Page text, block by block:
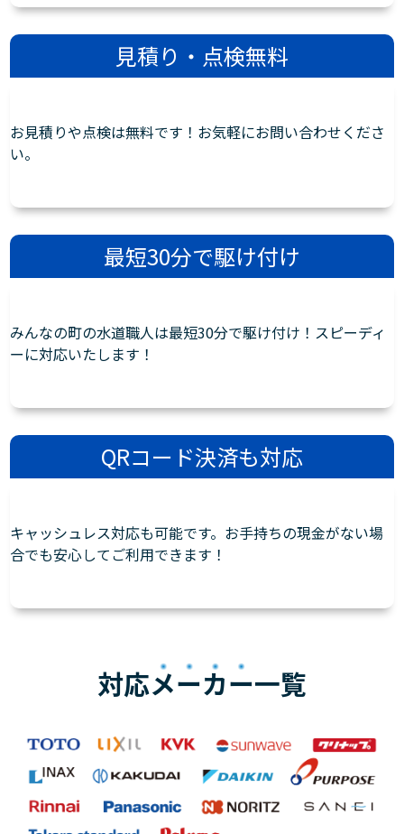
見積り・点検無料
お見積りや点検は無料です！お気軽にお問い合わせくださ
い。
最短30分で駆け付け
みんなの町の水道職人は最短30分で駆け付け！スピーディ
ーに対応いたします！
QRコード決済も対応
キャッシュレス対応も可能です。お手持ちの現金がない場
合でも安心してご利用できます！
対応メーカー一覧